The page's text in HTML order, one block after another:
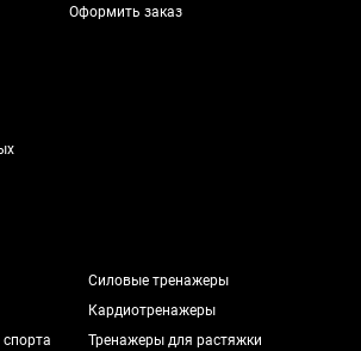
Оформить заказ
Силовые тренажеры
Кардиотренажеры
Тренажеры для растяжки